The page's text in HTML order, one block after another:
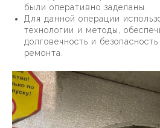
были оперативно заделаны.
Для данной операции
технологии и методы,
долговечность и
ремонта.